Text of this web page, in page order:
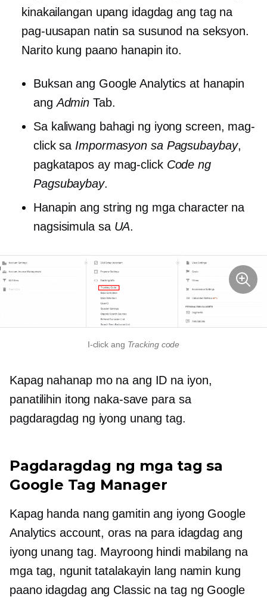
kinakailangan upang idagdag ang tag na
pag-uusapan natin sa susunod na seksyon.
Narito kung paano hanapin ito.
Buksan ang Google Analytics at hanapin
angAdmin Tab.
Sa kaliwang bahagi ng iyong screen, mag-
click saImpormasyon sa Pagsubaybay,
pagkatapos ay mag-click Code ng
Pagsubaybay.
Hanapin ang string ng mga character na
nagsisimula sa UA.
I-click ang Tracking code
Kapag nahanap mo na ang ID na iyon,
panatilihin itong naka-save para sa
pagdaragdag ng iyong unang tag.
Pagdaragdag ng mga tag sa
Google Tag Manager
Kapag handa nang gamitin ang iyong Google
Analytics account, oras na para idagdag ang
iyong unang tag. Mayroong hindi mabilang na
mga tag, ngunit tatalakayin lang namin kung
paano idagdag ang Classic na tag ng Google